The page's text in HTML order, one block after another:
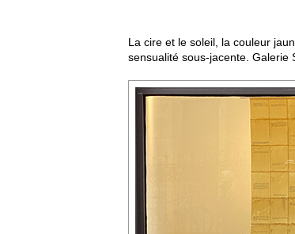
La cire et le soleil, la couleur
sensualité sous-jacente. Galerie